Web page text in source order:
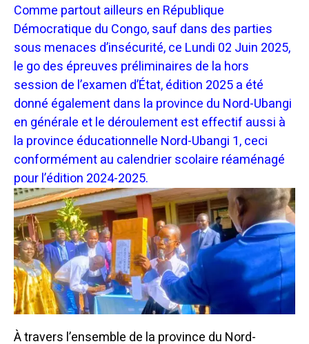
Comme partout ailleurs en République
Démocratique du Congo, sauf dans des parties
sous menaces d’insécurité, ce Lundi 02 Juin 2025,
le go des épreuves préliminaires de la hors
session de l’examen d’État, édition 2025 a été
donné également dans la province du Nord-Ubangi
en générale et le déroulement est effectif aussi à
la province éducationnelle Nord-Ubangi 1, ceci
conformément au calendrier scolaire réaménagé
pour l’édition 2024-2025.
À travers l’ensemble de la province du Nord-